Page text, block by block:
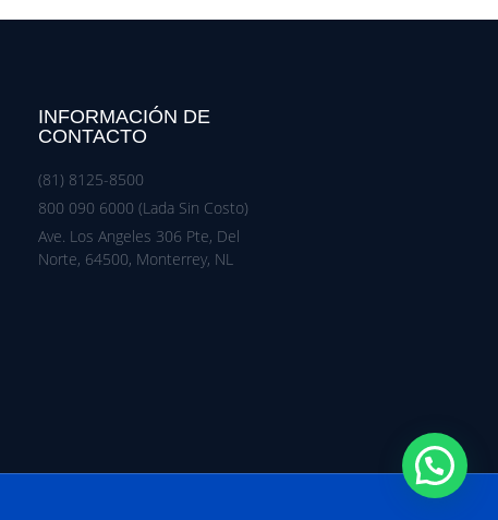
INFORMACIÓN DE
CONTACTO
(81) 8125-8500
800 090 6000 (Lada Sin Costo)
Ave. Los Angeles 306 Pte, Del
Norte, 64500, Monterrey, NL